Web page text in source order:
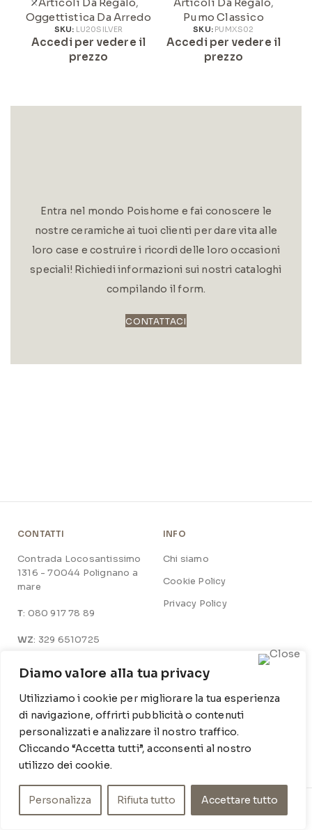
Diamo valore alla tua privacy
Utilizziamo i cookie per migliorare la tua esperienza
di navigazione, offrirti pubblicità o contenuti
personalizzati e analizzare il nostro traffico.
Cliccando “Accetta tutti”, acconsenti al nostro
utilizzo dei cookie.
Personalizza Rifiuta tutto Accettare tutto
Oggettistica Da Arredo
SKU: LU20SILVER
Accedi per vedere il
prezzo
Pumo Classico
SKU: PUMXS02
Accedi per vedere il
prezzo
Entra nel mondo Poishome e fai conoscere le
nostre ceramiche ai tuoi clienti per dare vita alle
loro case e costruire i ricordi delle loro occasioni
speciali! Richiedi informazioni sui nostri cataloghi
compilando il form.
CONTATTACI
CONTATTI
Contrada Locosantissimo
1316 - 70044 Polignano a
mare
T: 080 917 78 89
WZ: 329 6510725
Minfo@poishome.it
INFO
Chi siamo
Cookie Policy
Privacy Policy
SOCIAL MEDIA
Facebook
Instagram
ORARI DI APERTURA
Lun-Ven:
9-13 / 15-19
© POIS HOME INSIDE SRL – P.IVA 07210590720 – DEV.